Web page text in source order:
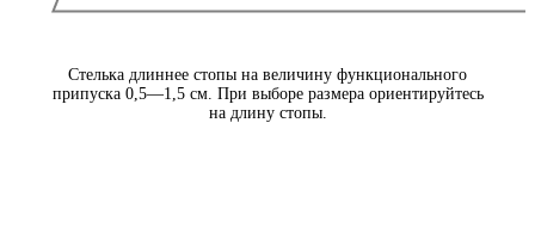
Стелька длиннее стопы на величину функционального
припуска 0,5—1,5 см. При выборе размера ориентируйтесь
на длину стопы.